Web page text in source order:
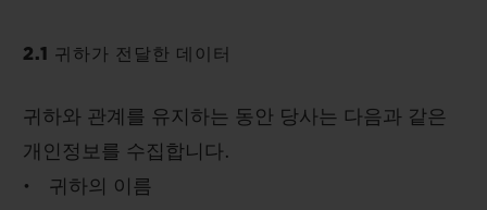
2.1 귀하가 전달한 데이터
귀하와 관계를 유지하는 동안 당사는 다음과 같은
개인정보를 수집합니다.
• 귀하의 이름